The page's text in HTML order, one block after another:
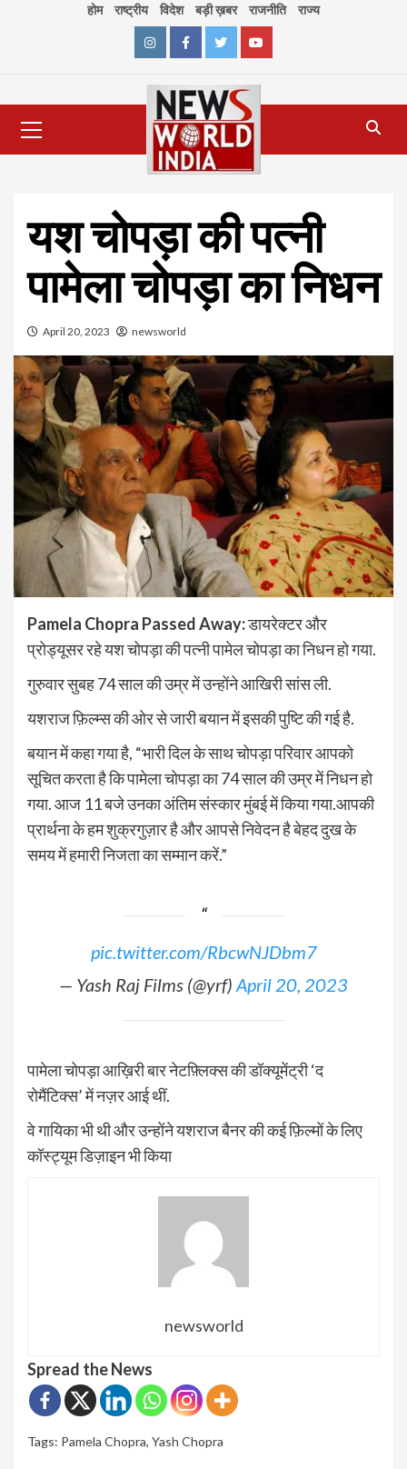
होम राष्ट्रीय विदेश बड़ी ख़बर राजनीति राज्य
InstagramFacebookTwitterYoutube
Menu
यश चोपड़ा की पत्नी
पामेला चोपड़ा का निधन
April 20, 2023 newsworld
Pamela Chopra Passed Away:डायरेक्टर और
प्रोड्यूसर रहे यश चोपड़ा की पत्नी पामेल चोपड़ा का निधन हो गया.
गुरुवार सुबह 74 साल की उम्र में उन्होंने आखिरी सांस ली.
यशराज फ़िल्म्स की ओर से जारी बयान में इसकी पुष्टि की गई है.
बयान में कहा गया है, “भारी दिल के साथ चोपड़ा परिवार आपको
सूचित करता है कि पामेला चोपड़ा का 74 साल की उम्र में निधन हो
गया. आज 11 बजे उनका अंतिम संस्कार मुंबई में किया गया.आपकी
प्रार्थना के हम शुक्रगुज़ार है और आपसे निवेदन है बेहद दुख के
समय में हमारी निजता का सम्मान करें.”
pic.twitter.com/RbcwNJDbm7
— Yash Raj Films (@yrf) April 20, 2023
पामेला चोपड़ा आख़िरी बार नेटफ़्लिक्स की डॉक्यूमेंट्री ‘द
रोमैंटिक्स’ में नज़र आई थीं.
वे गायिका भी थी और उन्होंने यशराज बैनर की कई फ़िल्मों के लिए
कॉस्ट्यूम डिज़ाइन भी किया
newsworld
Spread the News
Tags: Pamela Chopra, Yash Chopra